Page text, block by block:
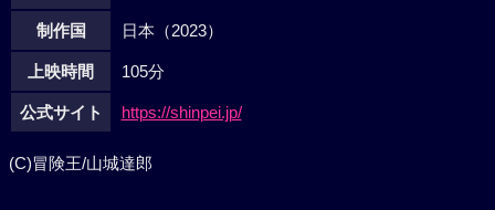
制作国 日本（2023）
上映時間 105分
公式サイト https://shinpei.jp/
(C)冒険王/山城達郎